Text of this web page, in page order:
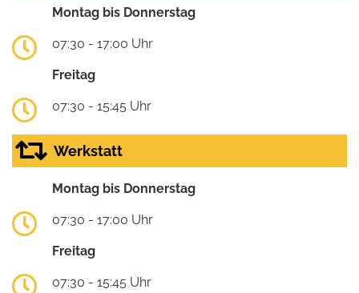
Montag bis Donnerstag
07:30 - 17:00 Uhr
Freitag
07:30 - 15:45 Uhr
Werkstatt
Montag bis Donnerstag
07:30 - 17:00 Uhr
Freitag
07:30 - 15:45 Uhr